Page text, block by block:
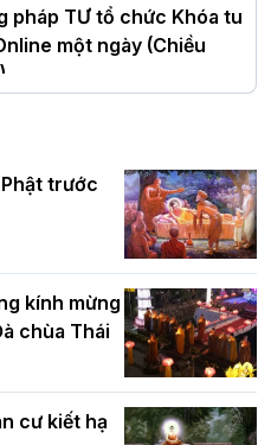
Đề trang
PL.2570 –
TP.
hành,
pháp TƯ tổ chức Khóa tu
một ngày (Chiều
pháp TƯ tổ chức Khóa tu
một ngày (Sáng
yêu nước của Phật giáo
trước
kính mừng
chùa Thái
cư kiết hạ